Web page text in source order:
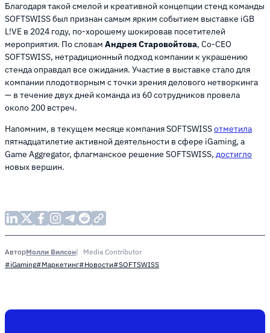
Благодаря такой смелой и креативной концепции стенд команды
SOFTSWISS был признан самым ярким событием выставке iGB
L!VE в 2024 году, по-хорошему шокировав посетителей
мероприятия. По словам Андрея Старовойтова, Со-CEO
SOFTSWISS, нетрадиционный подход компании к украшению
стенда оправдал все ожидания. Участие в выставке стало для
компании плодотворным с точки зрения делового нетворкинга
— в течение двух дней команда из 60 сотрудников провела
около 200 встреч.
Напомним, в текущем месяце компания SOFTSWISSотметила
пятнадцатилетие активной деятельности в сфере iGaming, а
Game Aggregator, флагманское решение SOFTSWISS, достигло
новых вершин.
АвторМолли Вилсон
Media Contributor
#iGaming#Маркетинг#Новости#SOFTSWISS